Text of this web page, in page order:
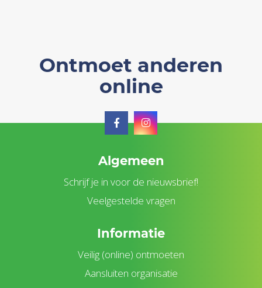
Ontmoet anderen
online
Algemeen
Schrijf je in voor de nieuwsbrief!
Veelgestelde vragen
Informatie
Veilig (online) ontmoeten
Aansluiten organisatie